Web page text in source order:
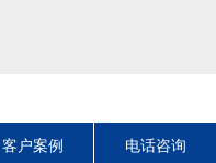
客户案例 电话咨询